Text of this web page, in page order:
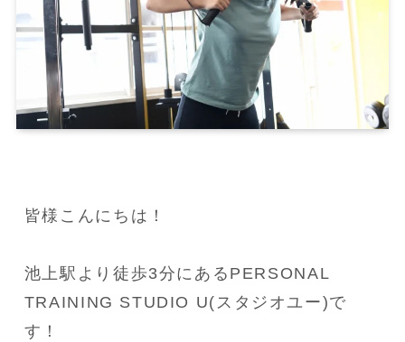
皆様こんにちは！
池上駅より徒歩3分にあるPERSONAL
TRAINING STUDIO U(スタジオユー)で
す！